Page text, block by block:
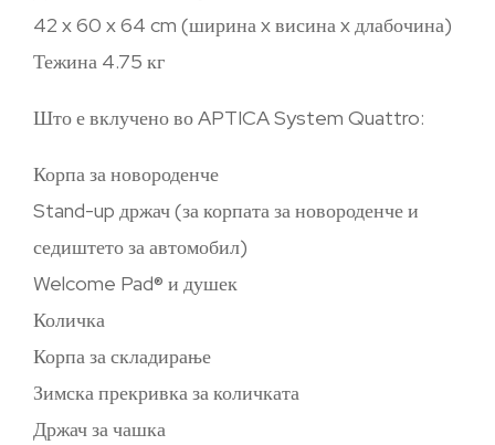
42 x 60 x 64 cm (ширина x висина x длабочина)
Тежина 4.75 кг
Што е вклучено во APTICA System Quattro:
Корпа за новороденче
Stand-up држач (за корпата за новороденче и
седиштето за автомобил)
Welcome Pad® и душек
Количка
Корпа за складирање
Зимска прекривка за количката
Држач за чашка